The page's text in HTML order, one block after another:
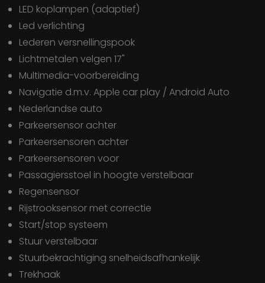
LED koplampen (adaptief)
Led verlichting
Lederen versnellingspook
Lichtmetalen velgen 17"
Multimedia-voorbereiding
Navigatie d.m.v. Apple car play / Android Auto
Nederlandse auto
Parkeersensor achter
Parkeersensoren achter
Parkeersensoren voor
Passagiersstoel in hoogte verstelbaar
Regensensor
Rijstrooksensor met correctie
Start/stop systeem
Stuur verstelbaar
Stuurbekrachtiging snelheidsafhankelijk
Trekhaak